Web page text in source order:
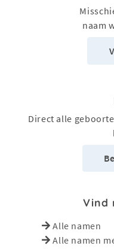
naam
Direct alle
Vind
Alle namen
Alle namen